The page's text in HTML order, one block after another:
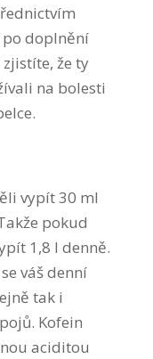
po doplnění
že ty
na bolesti
vypít 30 ml
pokud
1,8 l denně.
váš denní
tak i
Kofein
aciditou